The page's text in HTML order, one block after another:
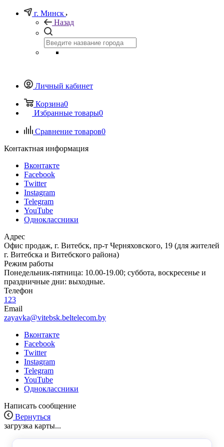
г. Минск
Назад
Личный кабинет
Корзина0
Избранные товары0
Сравнение товаров0
Контактная информация
Вконтакте
Facebook
Twitter
Instagram
Telegram
YouTube
Одноклассники
Адрес
Офис продаж, г. Витебск, пр-т Черняховского, 19 (для жителей
г. Витебска и Витебского района)
Режим работы
Понедельник-пятница: 10.00-19.00; суббота, воскресенье и
праздничные дни: выходные.
Телефон
123
Email
zayavka@vitebsk.beltelecom.by
Вконтакте
Facebook
Twitter
Instagram
Telegram
YouTube
Одноклассники
Написать сообщение
Вернуться
загрузка карты...